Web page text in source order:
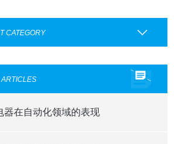
CATEGORY
器在自动化领域的表现